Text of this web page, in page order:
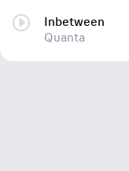
Inbetween
Quanta